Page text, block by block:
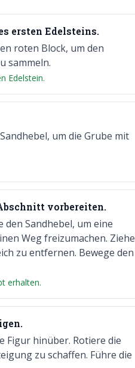
ersten Edelsteins.
roten Block, um den
sammeln.
Edelstein.
um die Grube mit
vorbereiten.
den Sandhebel, um eine
Weg freizumachen. Ziehe
zu entfernen. Bewege den
erhalten.
Figur hinüber. Rotiere die
zu schaffen. Führe die